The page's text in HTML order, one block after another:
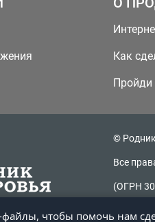
Как
Пройди
©
Все
(ОГРН
чтобы помочь нам